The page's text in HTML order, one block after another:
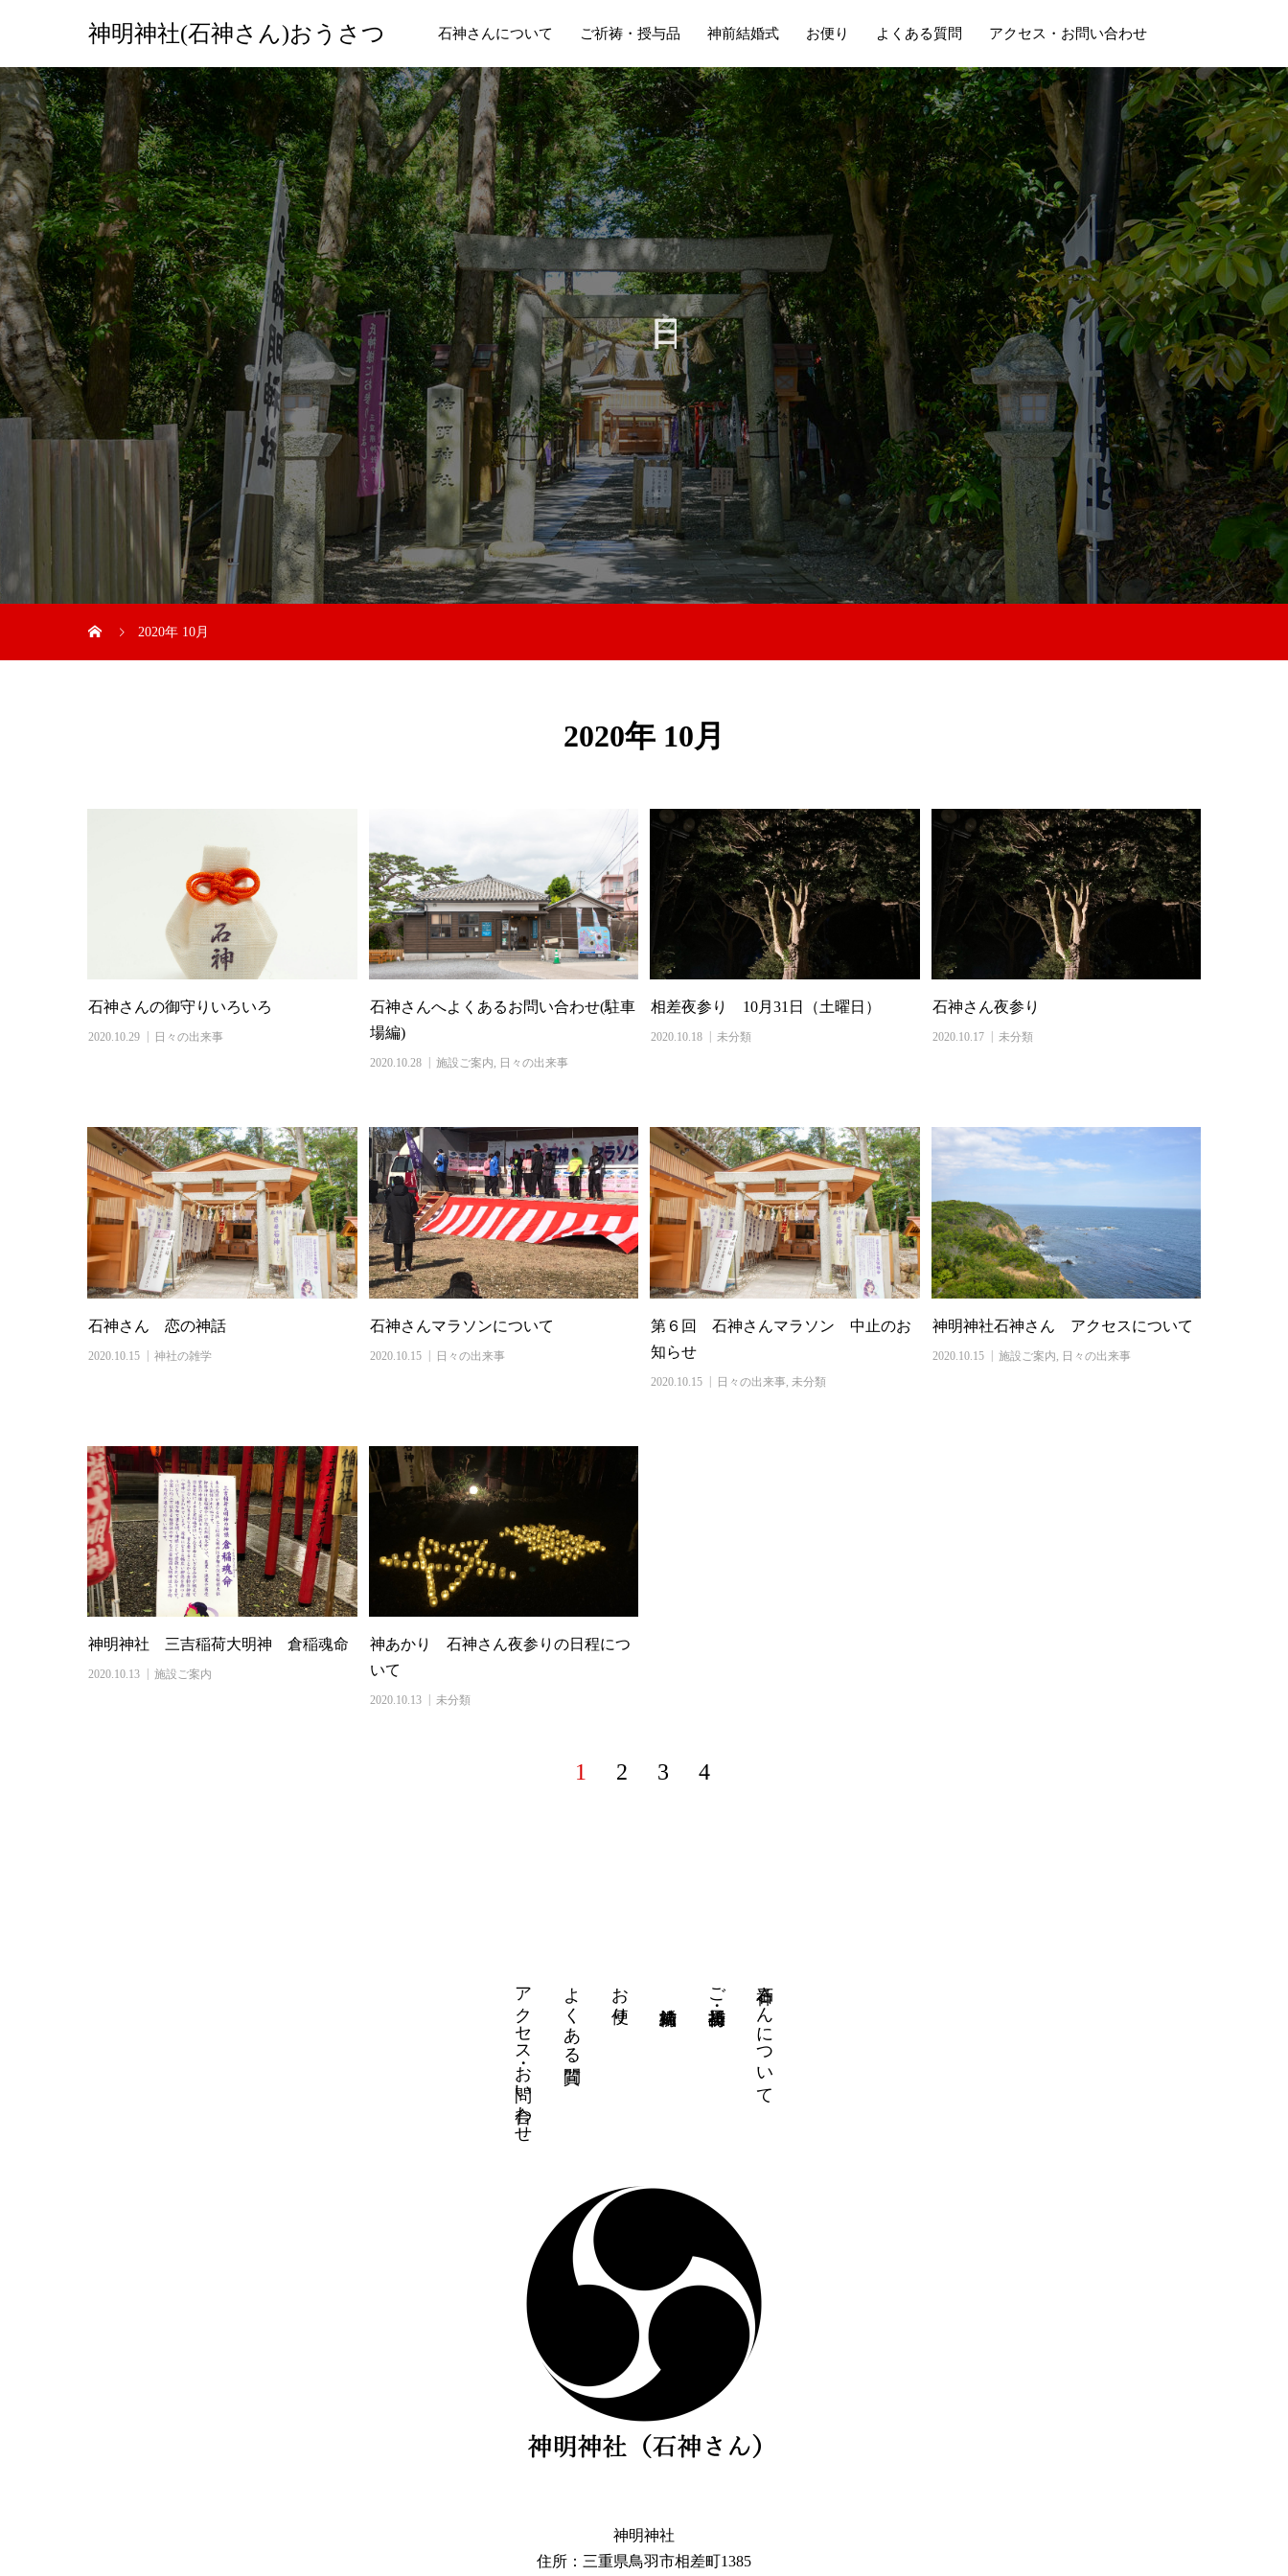
神明神社(石神さん)おうさつ 石神さんについて ご祈祷・授与品 神前結婚式 お便り よくある質問 アクセス・お問い合わせ
の
を
2020年 10月
2020年 10月
石神さんの御守りいろいろ
2020.10.29 日々の出来事
石神さんへよくあるお問い合わせ(駐車
場編)
2020.10.28 施設ご案内, 日々の出来事
相差夜参り 10月31日（土曜日）
2020.10.18 未分類
石神さん夜参り
2020.10.17 未分類
石神さん 恋の神話
2020.10.15 神社の雑学
石神さんマラソンについて
2020.10.15 日々の出来事
第６回 石神さんマラソン 中止のお
知らせ
2020.10.15 日々の出来事 未分類
神明神社石神さん アクセスについて
2020.10.15 施設ご案内 日々の出来事
神明神社 三吉稲荷大明神 倉稲魂命
2020.10.13 施設ご案内
神あかり 石神さん夜参りの日程につ
いて
2020.10.13 未分類
1 2 3 4
石神さんについて
ご祈祷・授与品
お便り
よくある質問
アクセス・お問い合わせ
神明神社
住所：三重県鳥羽市相差町1385